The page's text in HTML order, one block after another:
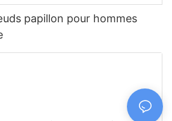
papillon pour hommes